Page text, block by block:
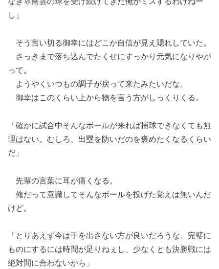
し」
そう言い切る御幸にはどこか自信が見え隠れしていた。
さっきまで落ち込んでたくせにすっかり元気になりやが
って。
ようやくいつもの調子が戻って来たみたいだな。
御幸はこのくらい上から物を言う方がしっくりくる。
「確かに試合中そんなボールが来れば捕球できなくても無
理はない。むしろ、出塁を防いだのを褒めたくなるくらい
だ」
先輩の言葉に耳が痛くなる。
俺だって意識してそんなボールを投げた覚えは無いんだ
けど。
「とりあえず今は手を出さない方が良いだろうな。完璧に
ものにするには時間が足りねぇし、少なくとも決勝戦には
絶対間に合わないから」